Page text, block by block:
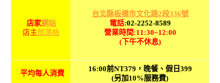
店家網站
店主部落格
台北縣板橋市文化路2段336號
電話:02-2252-8589
營業時間:11:30~12:00
(下午不休息)
平均每人消費
16:00前NT379，晚餐、假日399
(另加10%服務費)